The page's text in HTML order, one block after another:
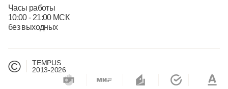
Часы работы
10:00 - 21:00 МСК
без выходных
©
TEMPUS
2013-2026